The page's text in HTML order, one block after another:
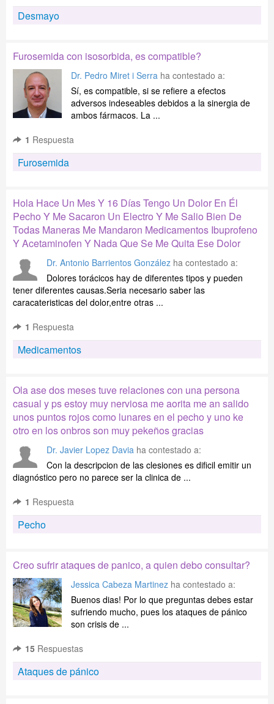
Desmayo
Furosemida con isosorbida, es compatible?
Dr. Pedro Miret i Serra ha contestado a:
Sí, es compatible, si se refiere a efectos
adversos indeseables debidos a la sinergia de
ambos fármacos. La ...
1 Respuesta
Furosemida
Hola Hace Un Mes Y 16 Días Tengo Un Dolor En Él
Pecho Y Me Sacaron Un Electro Y Me Salio Bien De
Todas Maneras Me Mandaron Medicamentos Ibuprofeno
Y Acetaminofen Y Nada Que Se Me Quita Ese Dolor
Dr. Antonio Barrientos González ha contestado a:
Dolores torácicos hay de diferentes tipos y pueden
tener diferentes causas.Seria necesario saber las
caracateristicas del dolor,entre otras ...
1 Respuesta
Medicamentos
Ola ase dos meses tuve relaciones con una persona
casual y ps estoy muy nerviosa me aorita me an salido
unos puntos rojos como lunares en el pecho y uno ke
otro en los onbros son muy pekeños gracias
Dr. Javier Lopez Davia ha contestado a:
Con la descripcion de las clesiones es dificil emitir un
diagnóstico pero no parece ser la clinica de ...
1 Respuesta
Pecho
Creo sufrir ataques de panico, a quien debo consultar?
Jessica Cabeza Martinez ha contestado a:
Buenos dias! Por lo que preguntas debes estar
sufriendo mucho, pues los ataques de pánico
son crisis de ...
15 Respuestas
Ataques de pánico